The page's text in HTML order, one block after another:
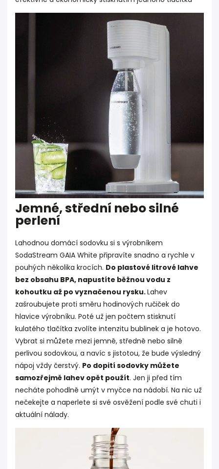
Jemné, střední nebo silné
perlení
Lahodnou domácí sodovku si s výrobníkem
SodaStream GAIA White připravíte snadno a rychle v
pouhých několika krocích. Do plastové litrové lahve
bez obsahu BPA, napustíte běžnou vodu z
kohoutku až po vyznačenou rysku.Lahev
zašroubujete proti směru hodinových ručiček do
hlavice výrobníku. Poté už jen počtem stisknutí
kulatého tlačítka zvolíte intenzitu bublinek a je hotovo.
Vybrat si můžete mezi jemně, středně nebo silně
perlivou sodovkou, a navíc s jistotou, že bude výsledný
nápoj vždy čerstvý. Po dopití sodovky můžete
samozřejmě lahev opět použít. Jen ji před tím
necháte pohodlně umýt v myčce na nádobí. Na nic už
nečekejte a naperlete si své osvěžení podle své chuti i
aktuální nálady.